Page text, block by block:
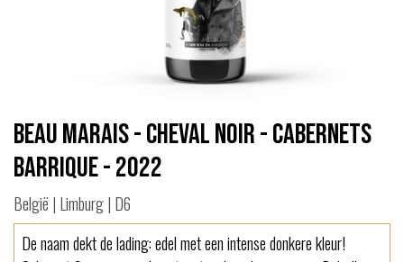
Beau Marais - Cheval Noir - Cabernets
Barrique - 2022
België | Limburg | D6
De naam dekt de lading: edel met een intense donkere kleur!